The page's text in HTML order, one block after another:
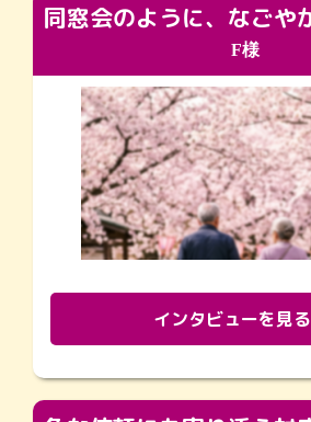
F様
インタビューを見る